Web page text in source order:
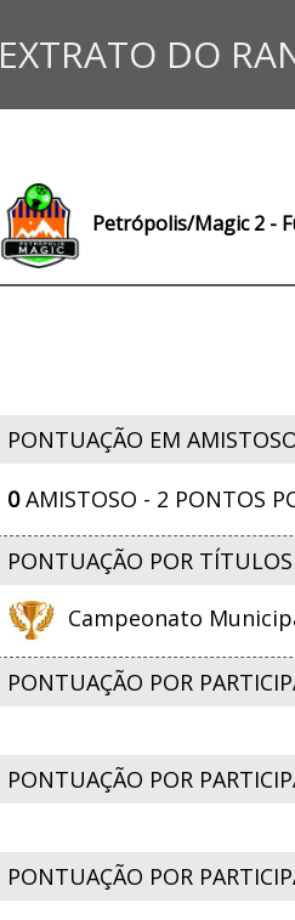
EXTRATO DO
Petrópolis/Magic 2 -
PONTUAÇÃO EM
0AMISTOSO - 2 PONTOS
PONTUAÇÃO POR
Campeonato
PONTUAÇÃO POR
PONTUAÇÃO POR
PONTUAÇÃO POR